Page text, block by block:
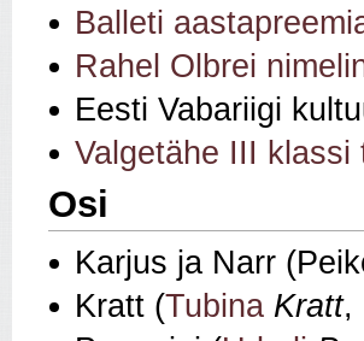
Balleti
Rahel Olbrei
Eesti Vabariigi
Valgetähe III klassi
Osi
Karjus ja Narr
Kratt (Tubina Kratt,